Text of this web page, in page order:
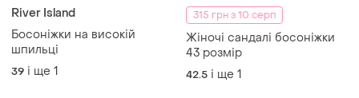
River Island
Босоніжки на високій
шпильці
39 і ще 1
315 грн з 10 серп
Жіночі сандалі босоніжки
43 розмір
42.5 і ще 1